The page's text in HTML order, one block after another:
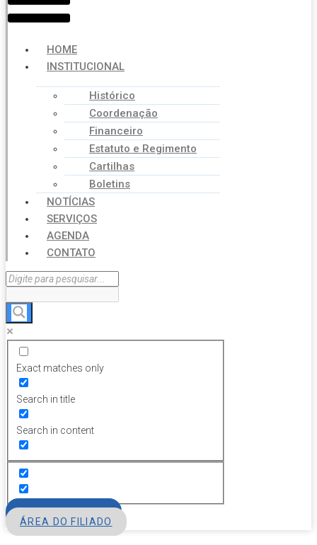
HOME
INSTITUCIONAL
Histórico
Coordenação
Financeiro
Estatuto e Regimento
Cartilhas
Boletins
NOTÍCIAS
SERVIÇOS
AGENDA
CONTATO
Exact matches only
Search in title
Search in content
ÁREA DO FILIADO